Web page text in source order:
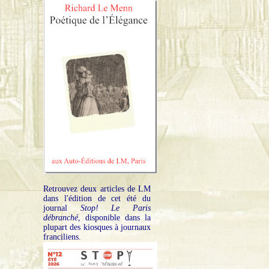
Retrouvez deux articles de LM
dans l'édition de cet été du
journal Stop! Le Paris
débranché, disponible dans la
plupart des kiosques à journaux
franciliens.